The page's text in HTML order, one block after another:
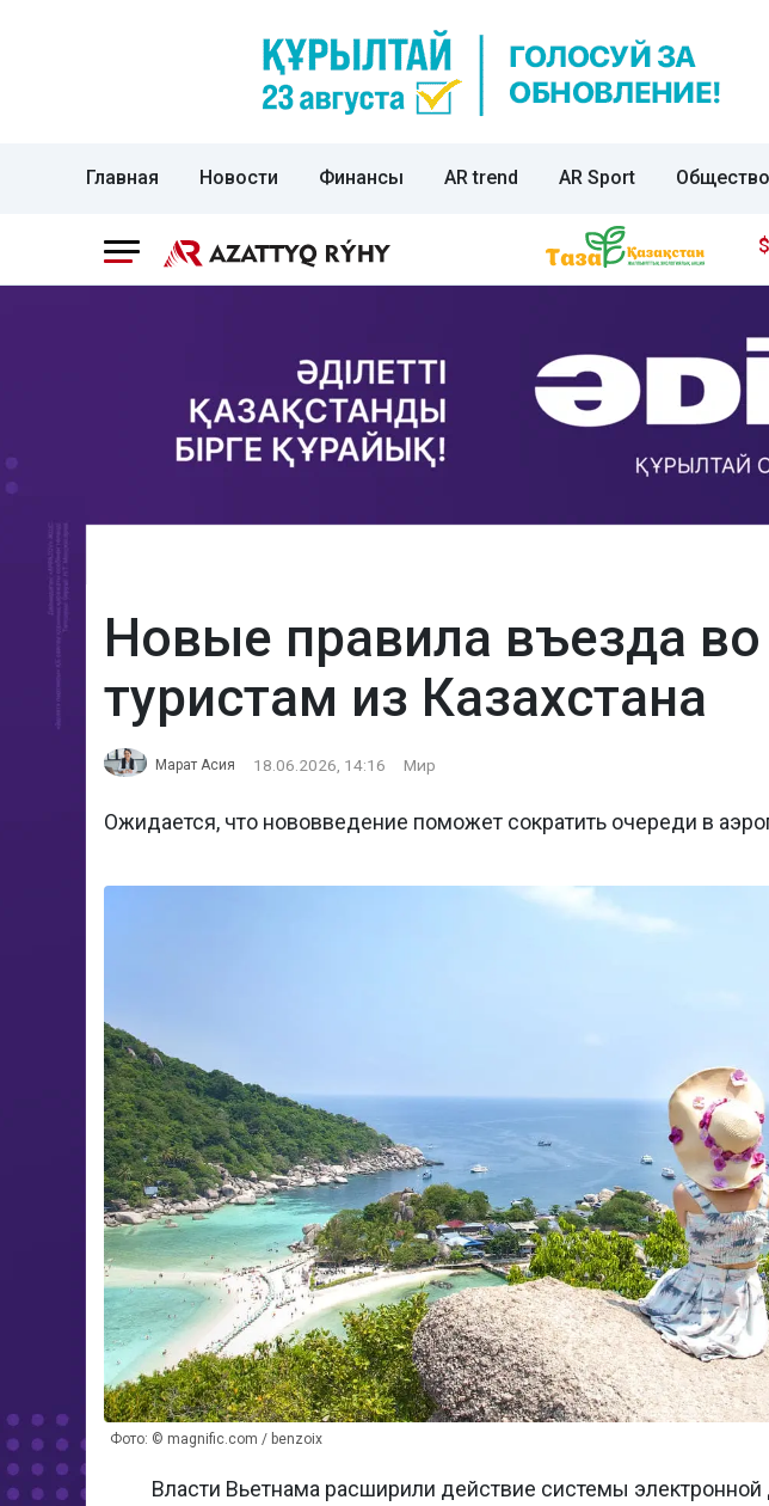
Главная Новости Финансы AR trend AR Sport Общество
$
Новые правила въезда
туристам из Казахстана
Марат Асия 18.06.2026, 14:16 Мир
Ожидается, что нововведение поможет сократить очереди в
Фото: © magnific.com / benzoix
Власти Вьетнама расширили действие системы